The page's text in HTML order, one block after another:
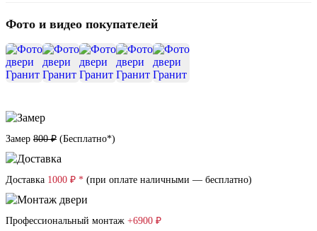
Фото и видео покупателей
Замер 800 ₽ (Бесплатно*)
Доставка 1000 ₽ * (при оплате наличными — бесплатно)
Профессиональный монтаж +6900 ₽